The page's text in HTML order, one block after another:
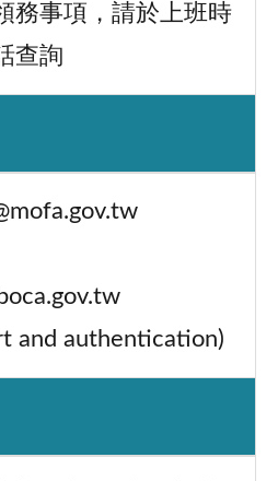
務事項，請於上班時
查詢
and authentication)